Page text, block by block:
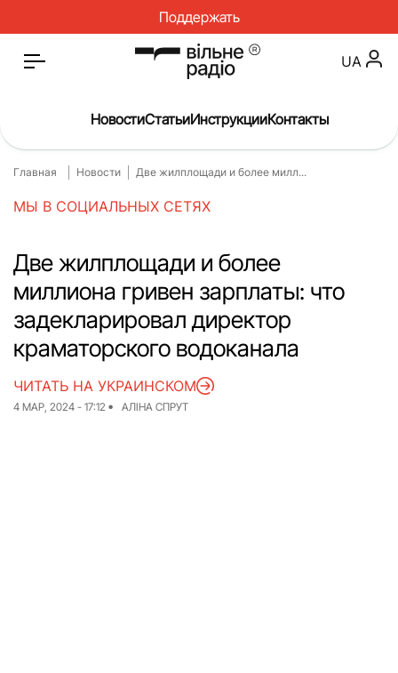
Поддержать
Главная
О нас
Инструкции
Спорт
Интервью
Досье
Репортаж
Блог
Проекты
Спецпроекты
Архив проектов
UA
НовостиСтатьиИнструкцииКонтакты
Главная Новости Две жилплощади и более милл...
МЫ В СОЦИАЛЬНЫХ СЕТЯХ
Две жилплощади и более
миллиона гривен зарплаты: что
задекларировал директор
краматорского водоканала
4 МАР, 2024 - 17:12 АЛІНА СПРУТ
ЧИТАТЬ НА УКРАИНСКОМ